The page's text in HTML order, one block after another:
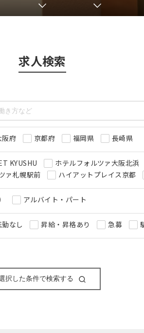
求人検索
阪府 京都府 福岡県 長崎県
KYUSHU ホテルフォルツァ大阪北浜
ァ札幌駅前
ハイアットプレイス京都
アルバイト・パート
勤なし 昇給・昇格あり 急募
択した条件で検索する